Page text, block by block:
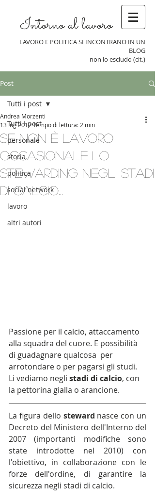
Intorno al lavoro
LAVORO E POLITICA SI INCONTRANO IN UN
BLOG
non lo escludo (cit.)
Post
Tutti i post
personale
storia
politica
social network
lavoro
altri autori
Tutti i post
Se non è lavoro
occasionale lo
stewarding negli stadi
di calcio...
Andrea Morzenti
13 lug 2017Tempo di lettura: 2 min
Passione per il calcio, attaccamento
alla squadra del cuore. E possibilità
di guadagnare qualcosa  per
arrotondare o per pagarsi gli studi.
Li vediamo negli stadi di calcio, con
la pettorina gialla o arancione.
La figura dello steward nasce con un
Decreto del Ministero dell'Interno del
2007 (importanti modifiche sono
state introdotte nel 2010) con
l'obiettivo, in collaborazione con le
forze dell'ordine, di garantire la
sicurezza negli stadi di calcio.